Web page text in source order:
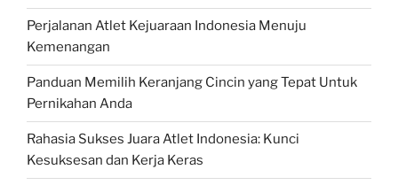
Perjalanan Atlet Kejuaraan Indonesia Menuju
Kemenangan
Panduan Memilih Keranjang Cincin yang Tepat Untuk
Pernikahan Anda
Rahasia Sukses Juara Atlet Indonesia: Kunci
Kesuksesan dan Kerja Keras